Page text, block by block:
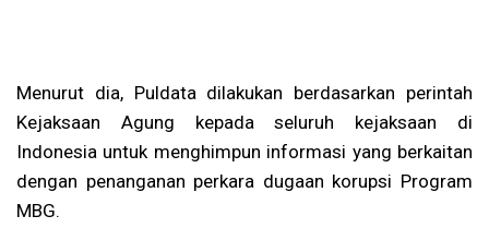
Menurut dia, Puldata dilakukan berdasarkan perintah
Kejaksaan Agung kepada seluruh kejaksaan di
Indonesia untuk menghimpun informasi yang berkaitan
dengan penanganan perkara dugaan korupsi Program
MBG.